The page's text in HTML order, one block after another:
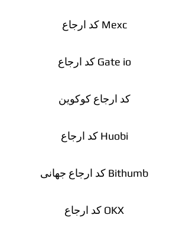
کد ارجاع Mexc
کد ارجاع Gate io
کد ارجاع کوکوین
کد ارجاع Huobi
کد ارجاع جهانی Bithumb
کد ارجاع OKX